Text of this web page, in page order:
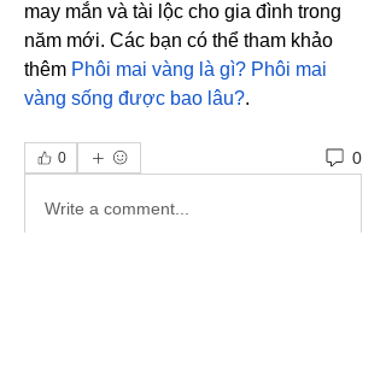
may mắn và tài lộc cho gia đình trong
năm mới. Các bạn có thể tham khảo
thêm Phôi mai vàng là gì? Phôi mai
vàng sống được bao lâu?.
0 0
Write a comment...